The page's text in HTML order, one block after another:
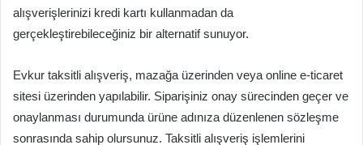
alışverişlerinizi kredi kartı kullanmadan da
gerçekleştirebileceğiniz bir alternatif sunuyor.
Evkur taksitli alışveriş, mazağa üzerinden veya online e-ticaret
sitesi üzerinden yapılabilir. Siparişiniz onay sürecinden geçer ve
onaylanması durumunda ürüne adınıza düzenlenen sözleşme
sonrasında sahip olursunuz. Taksitli alışveriş işlemlerini